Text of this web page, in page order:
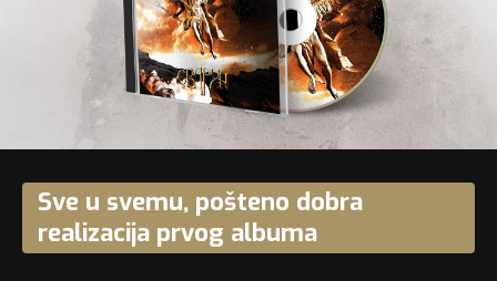
Sve u svemu, pošteno dobra
realizacija prvog albuma